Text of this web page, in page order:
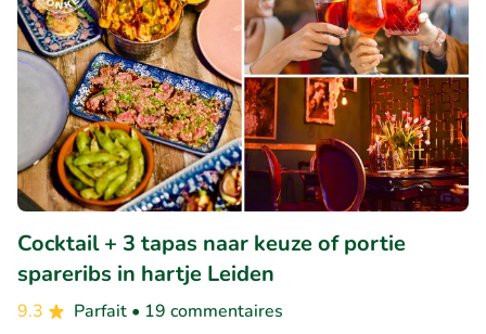
Cocktail + 3 tapas naar keuze of portie
spareribs in hartje Leiden
9.3 Parfait • 19 commentaires